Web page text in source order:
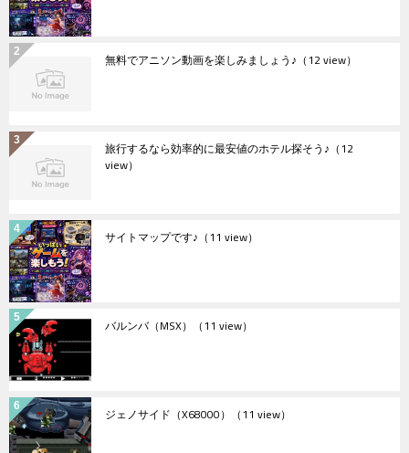
無料でアニソン動画を楽しみましょう♪ （12 view）
旅行するなら効率的に最安値のホテル探そう♪ （12
view）
サイトマップです♪ （11 view）
バルンバ（MSX） （11 view）
ジェノサイド（X68000） （11 view）